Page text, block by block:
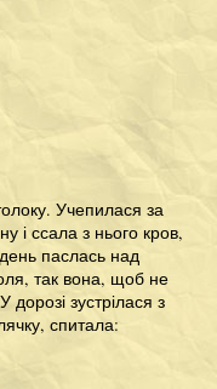
Учепилася за
і ссала з нього кров,
паслась над
так вона, щоб не
дорозі зустрілася з
спитала: